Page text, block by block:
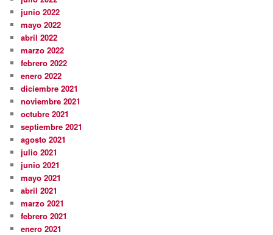
junio 2022
mayo 2022
abril 2022
marzo 2022
febrero 2022
enero 2022
diciembre 2021
noviembre 2021
octubre 2021
septiembre 2021
agosto 2021
julio 2021
junio 2021
mayo 2021
abril 2021
marzo 2021
febrero 2021
enero 2021